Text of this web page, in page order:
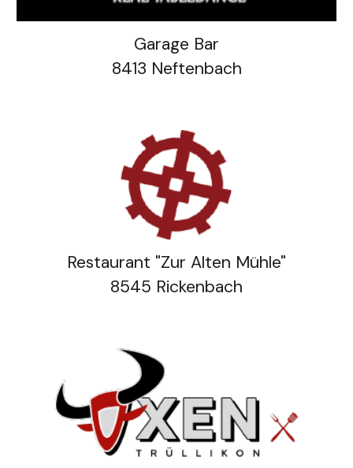
Garage Bar
8413 Neftenbach
Restaurant "Zur Alten Mühle"
8545 Rickenbach